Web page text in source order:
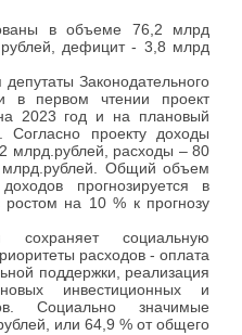
в объеме 76,2 млрд
дефицит - 3,8 млрд
Законодательного
в первом чтении проект
2023 год и на плановый
проекту доходы
млрд.рублей, расходы – 80
Общий объем
прогнозируется в
на 10 % к прогнозу
социальную
расходов - оплата
поддержки, реализация
инвестиционных и
Социально значимые
или 64,9 % от общего